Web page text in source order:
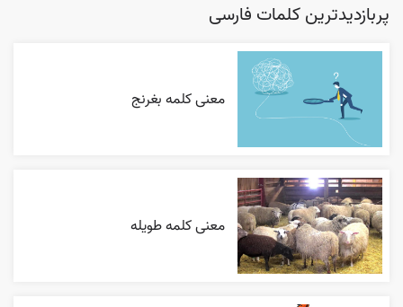
پربازدیدترین کلمات فارسی
معنی کلمه بغرنج
معنی کلمه طویله